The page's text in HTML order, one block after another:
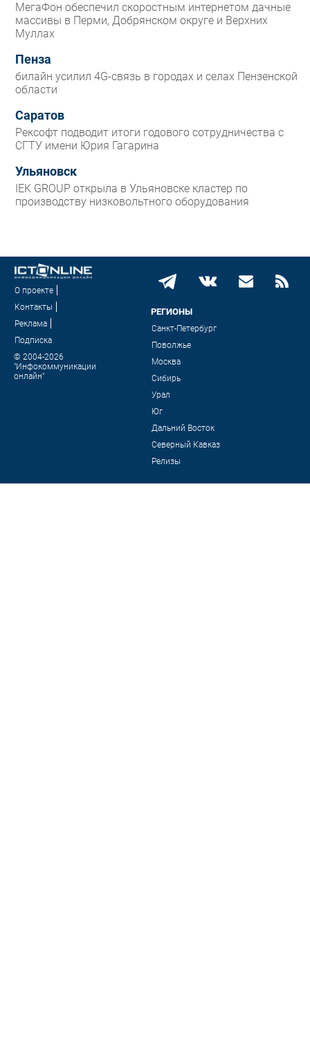
МегаФон обеспечил скоростным интернетом дачные
массивы в Перми, Добрянском округе и Верхних
Муллах
Пенза
билайн усилил 4G-связь в городах и селах Пензенской
области
Саратов
Рексофт подводит итоги годового сотрудничества с
СГТУ имени Юрия Гагарина
Ульяновск
IEK GROUP открыла в Ульяновске кластер по
производству низковольтного оборудования
О проекте
Контакты
Реклама
Подписка
© 2004-2026
"Инфокоммуникации
онлайн"
РЕГИОНЫ
Санкт-Петербург
Поволжье
Москва
Сибирь
Урал
Юг
Дальний Восток
Северный Кавказ
Релизы